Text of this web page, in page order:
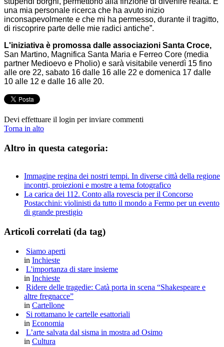
una mia personale ricerca che ha avuto inizio
inconsapevolmente e che mi ha permesso, durante il tragitto,
di riscoprire parte delle mie radici antiche”.
L'iniziativa è promossa dalle associazioni Santa Croce,
San Martino, Magnifica Santa Maria e Ferreo Core (media
partner Medioevo e Pholio) e sarà visitabile venerdì 15 fino
alle ore 22, sabato 16 dalle 16 alle 22 e domenica 17 dalle
10 alle 12 e dalle 16 alle 20.
Devi effettuare il login per inviare commenti
Torna in alto
Altro in questa categoria:
Immagine regina dei nostri tempi. In diverse città della regione
incontri, proiezioni e mostre a tema fotografico
La carica dei 112. Conto alla rovescia per il Concorso
Postacchini: violinisti da tutto il mondo a Fermo per un evento
di grande prestigio
Articoli correlati (da tag)
Siamo aperti
in Inchieste
L'importanza di stare insieme
in Inchieste
Ridere delle tragedie: Catà porta in scena “Shakespeare e
altre fregnacce”
in Cartellone
Si rottamano le cartelle esattoriali
in Economia
L’arte salvata dal sisma in mostra ad Osimo
in Cultura